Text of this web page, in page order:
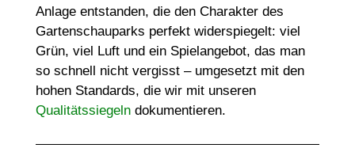
Anlage entstanden, die den Charakter des
Gartenschauparks perfekt widerspiegelt: viel
Grün, viel Luft und ein Spielangebot, das man
so schnell nicht vergisst – umgesetzt mit den
hohen Standards, die wir mit unseren
Qualitätssiegelndokumentieren.